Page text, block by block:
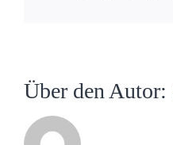
Über den Autor: